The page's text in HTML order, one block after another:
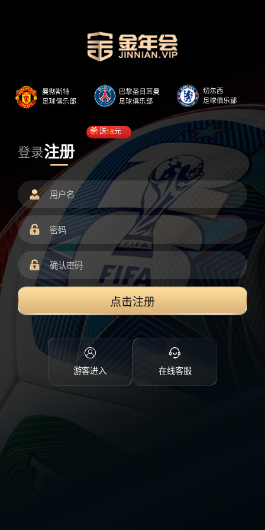
登录注册
送18元
点击注册
游客进入 在线客服